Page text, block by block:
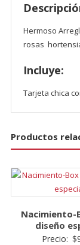
Hermoso
rosas
Incluye:
Tarjeta chica
Productos
Nacimiento-
diseño
Precio: $